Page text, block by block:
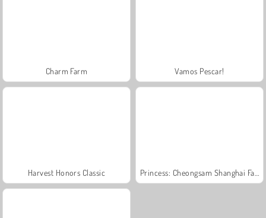
Charm Farm Vamos Pescar!
Harvest Honors Classic